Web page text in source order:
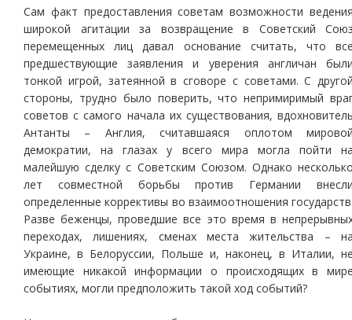
Сам факт предоставления советам возможности
широкой агитации за возвращение в Советский
перемещенных лиц давал основание считать, что
предшествующие заявления и уверения англичан
тонкой игрой, затеянной в сговоре с советами. С
стороны, трудно было поверить, что непримиримый
советов с самого начала их существования,
Антанты – Англия, считавшаяся оплотом
демократии, на глазах у всего мира могла пойти
малейшую сделку с Советским Союзом. Однако
лет совместной борьбы против Германии
определенные коррективы во взаимоотношения
Разве беженцы, проведшие все это время в
переходах, лишениях, сменах места жительства –
Украине, в Белоруссии, Польше и, наконец, в Италии,
имеющие никакой информации о происходящих в
событиях, могли предположить такой ход событий?